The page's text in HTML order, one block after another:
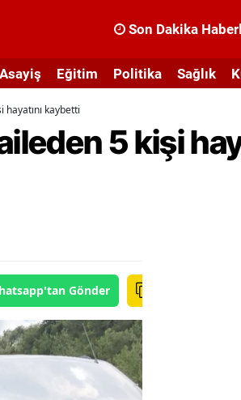
Son Dakika
Asayiş Eğitim Politika Sağlık
hayatını kaybetti
5 kişi
Gönder